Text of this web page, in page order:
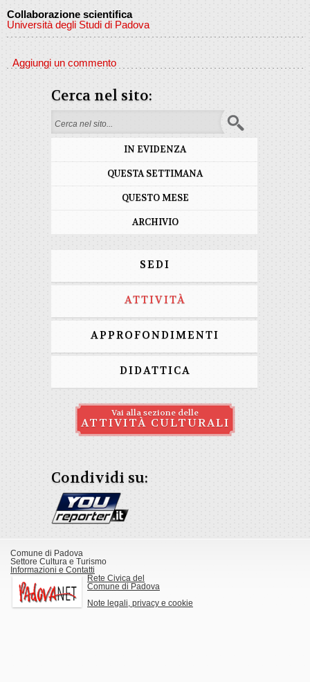
Collaborazione scientifica
Università degli Studi di Padova
Aggiungi un commento
Cerca nel sito:
Form di ricerca
IN EVIDENZA
QUESTA SETTIMANA
QUESTO MESE
ARCHIVIO
SEDI
ATTIVITÀ
APPROFONDIMENTI
DIDATTICA
Vai alla sezione delle
ATTIVITÀ CULTURALI
Condividi su:
Comune di Padova
Settore Cultura e Turismo
Informazioni e Contatti
Rete Civica del
Comune di Padova
Note legali, privacy e cookie